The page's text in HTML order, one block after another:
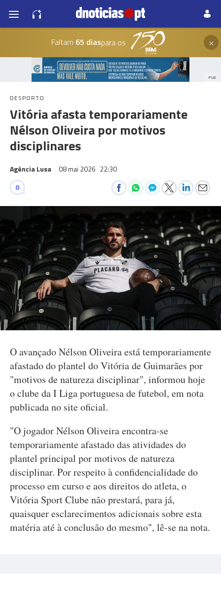
Faltam 65 diaspara os ×
PUB
DESPORTO
Vitória afasta temporariamente
Nélson Oliveira por motivos
disciplinares
Agência Lusa 08 mai 2026 22:30
0
O avançado Nélson Oliveira está temporariamente
afastado do plantel do Vitória de Guimarães por
"motivos de natureza disciplinar", informou hoje
o clube da I Liga portuguesa de futebol, em nota
publicada no site oficial.
"O jogador Nélson Oliveira encontra-se
temporariamente afastado das atividades do
plantel principal por motivos de natureza
disciplinar. Por respeito à confidencialidade do
processo em curso e aos direitos do atleta, o
Vitória Sport Clube não prestará, para já,
quaisquer esclarecimentos adicionais sobre esta
matéria até à conclusão do mesmo", lê-se na nota.